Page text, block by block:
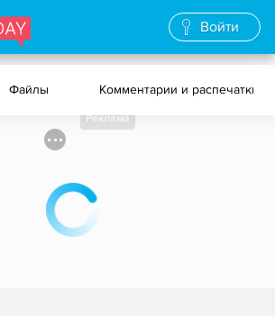
Войти
Файлы Комментарии и распечатки
Реклама